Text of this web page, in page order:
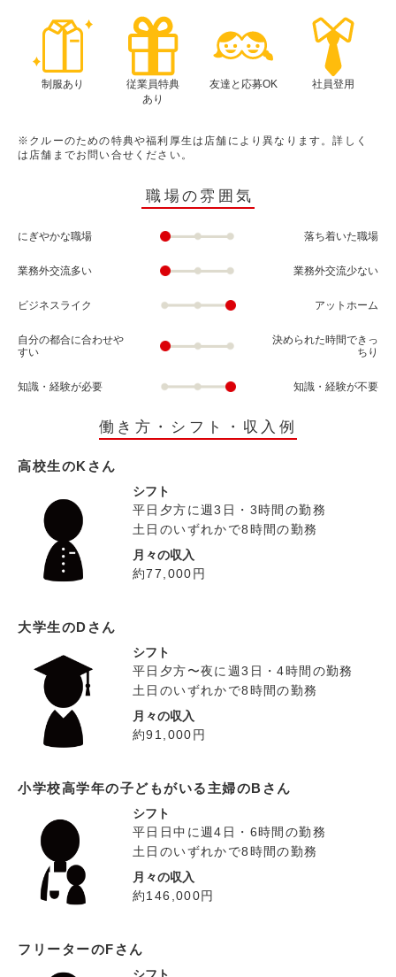
制服あり
従業員特典
あり
友達と応募OK 社員登用
※クルーのための特典や福利厚生は店舗により異なります。詳しく
は店舗までお問い合せください。
職場の雰囲気
にぎやかな職場 落ち着いた職場
業務外交流多い 業務外交流少ない
ビジネスライク アットホーム
自分の都合に合わせや
すい
決められた時間できっ
ちり
知識・経験が必要 知識・経験が不要
働き方・シフト・収入例
高校生のKさん
シフト
平日夕方に週3日・3時間の勤務
土日のいずれかで8時間の勤務
月々の収入
約77,000円
大学生のDさん
シフト
平日夕方〜夜に週3日・4時間の勤務
土日のいずれかで8時間の勤務
月々の収入
約91,000円
小学校高学年の子どもがいる主婦のBさん
シフト
平日日中に週4日・6時間の勤務
土日のいずれかで8時間の勤務
月々の収入
約146,000円
フリーターのFさん